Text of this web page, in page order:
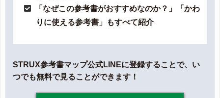
「なぜこの参考書がおすすめなのか？」「かわ
りに使える参考書」もすべて紹介
STRUX参考書マップ公式LINEに登録することで、い
つでも無料で見ることができます！